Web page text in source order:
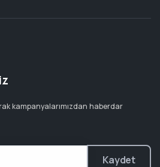
kampanyalarımızdan haberdar
Kaydet